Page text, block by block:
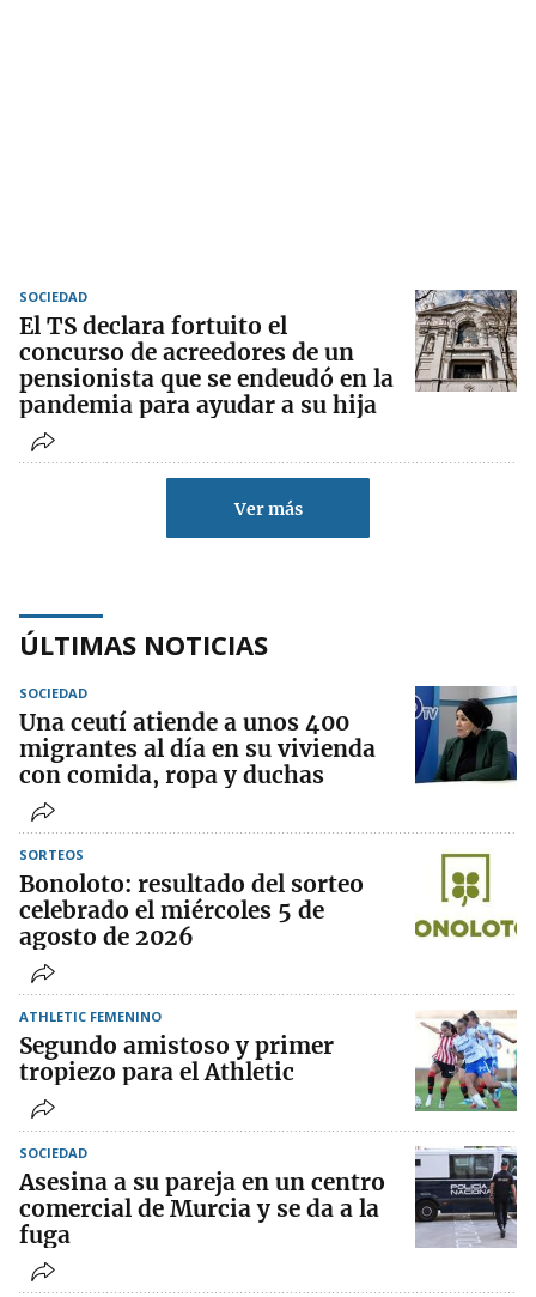
SOCIEDAD
El TS declara fortuito el
concurso de acreedores de un
pensionista que se endeudó en la
pandemia para ayudar a su hija
Ver más
ÚLTIMAS NOTICIAS
SOCIEDAD
Una ceutí atiende a unos 400
migrantes al día en su vivienda
con comida, ropa y duchas
SORTEOS
Bonoloto: resultado del sorteo
celebrado el miércoles 5 de
agosto de 2026
ATHLETIC FEMENINO
Segundo amistoso y primer
tropiezo para el Athletic
SOCIEDAD
Asesina a su pareja en un centro
comercial de Murcia y se da a la
fuga